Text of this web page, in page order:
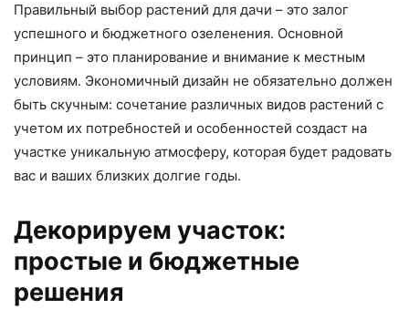
Правильный выбор растений для дачи – это залог
успешного и бюджетного озеленения. Основной
принцип – это планирование и внимание к местным
условиям. Экономичный дизайн не обязательно должен
быть скучным: сочетание различных видов растений с
учетом их потребностей и особенностей создаст на
участке уникальную атмосферу, которая будет радовать
вас и ваших близких долгие годы.
Декорируем участок:
простые и бюджетные
решения